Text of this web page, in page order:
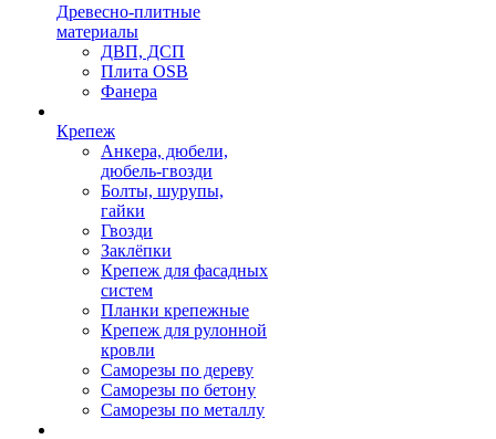
Древесно-плитные
материалы
ДВП, ДСП
Плита OSB
Фанера
Крепеж
Анкера, дюбели,
дюбель-гвозди
Болты, шурупы,
гайки
Гвозди
Заклёпки
Крепеж для фасадных
систем
Планки крепежные
Крепеж для рулонной
кровли
Саморезы по дереву
Саморезы по бетону
Саморезы по металлу